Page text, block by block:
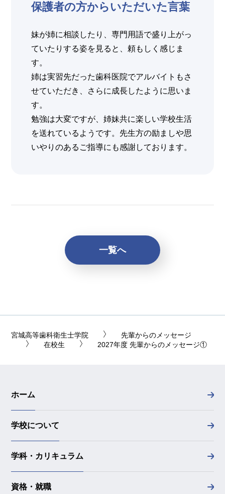
保護者の方からいただいた言葉
妹が姉に相談したり、専門用語で盛り上がっ
ていたりする姿を見ると、頼もしく感じま
す。
姉は実習先だった歯科医院でアルバイトもさ
せていただき、さらに成長したように思いま
す。
勉強は大変ですが、姉妹共に楽しい学校生活
を送れているようです。先生方の励ましや思
いやりのあるご指導にも感謝しております。
一覧へ
宮城高等歯科衛生士学院
先輩からのメッセージ
在校生
2027年度 先輩からのメッセージ①
ホーム
学校について
学科・カリキュラム
資格・就職